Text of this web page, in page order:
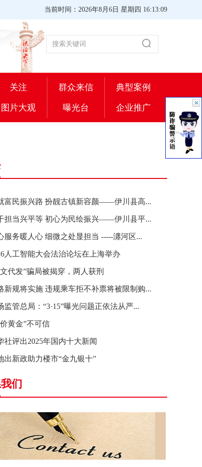
当前时间：2026年8月6日 星期四 16:13:10
关注 群众来信 典型案例
图片大观 曝光台 企业推广
富民振兴路 扮靓古镇新容颜——伊川县高...
担当兴平等 初心为民绘振兴——伊川县平...
服务暖人心 细微之处显担当 -----瀍河区...
人工智能大会法治论坛在上海举办
代发”骗局被揭穿，两人获刑
新规将实施 违规乘车拒不补票将被限制购...
监管总局：“3·15”曝光问题正依法从严...
黄金”不可信
社评出2025年国内十大新闻
出新政助力楼市“金九银十”
们